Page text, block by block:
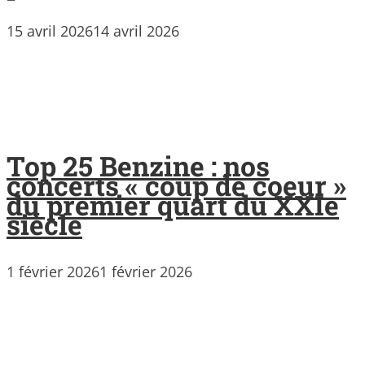
15 avril 202614 avril 2026
Top 25 Benzine : nos
concerts « coup de coeur »
du premier quart du XXIe
siècle
1 février 20261 février 2026